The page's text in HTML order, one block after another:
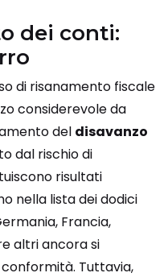
dei conti:
di risanamento fiscale
considerevole da
del disavanzo
dal rischio di
risultati
nella lista dei dodici
Francia,
altri ancora si
Tuttavia,